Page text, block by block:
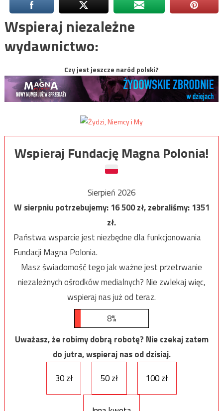
Wspieraj niezależne
wydawnictwo:
Czy jest jeszcze naród polski?
Wspieraj Fundację Magna Polonia!
Sierpień 2026
W sierpniu potrzebujemy:16 500zł, zebraliśmy:1351
zł.
Państwa wsparcie jest niezbędne dla funkcjonowania
Fundacji Magna Polonia.
Masz świadomość tego jak ważne jest przetrwanie
niezależnych ośrodków medialnych? Nie zwlekaj więc,
wspieraj nas już od teraz.
8%
Uważasz, że robimy dobrą robotę? Nie czekaj zatem
do jutra, wspieraj nas od dzisiaj.
30 zł
50 zł 100 zł